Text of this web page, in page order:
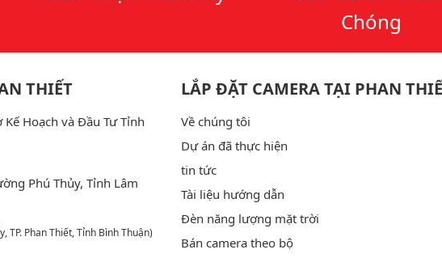
Chóng
THIẾT
Kế Hoạch và Đầu Tư Tỉnh
Phú Thủy, Tỉnh Lâm
TP. Phan Thiết, Tỉnh Bình Thuận)
LẮP ĐẶT CAMERA TẠI PHAN
Về chúng tôi
Dự án đã thực hiện
tin tức
Tài liệu hướng dẫn
Đèn năng lượng mặt trời
Bán camera theo bộ